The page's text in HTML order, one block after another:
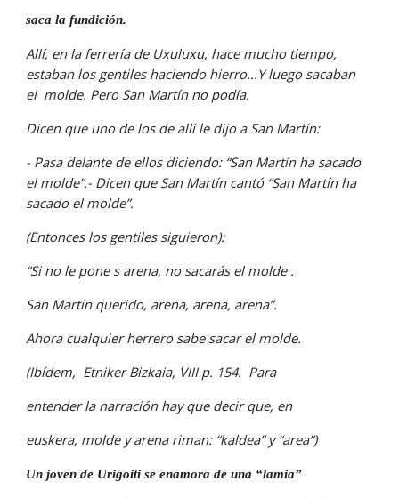
saca la fundición.
Allí, en la ferrería de Uxuluxu, hace mucho tiempo,
estaban los gentiles haciendo hierro...Y luego sacaban
el  molde. Pero San Martín no podía.
Dicen que uno de los de allí le dijo a San Martín:
- Pasa delante de ellos diciendo: “San Martín ha sacado
el molde”.- Dicen que San Martín cantó “San Martín ha
sacado el molde”.
(Entonces los gentiles siguieron):
“Si no le pone s arena, no sacarás el molde .
San Martín querido, arena, arena, arena”.
Ahora cualquier herrero sabe sacar el molde.
(Ibídem,  Etniker Bizkaia, VIII p. 154.  Para
entender la narración hay que decir que, en
euskera, molde y arena riman: “kaldea” y “area”)
Un joven de Urigoiti se enamora de una “lamia”